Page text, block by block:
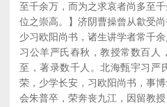
至千余万，而为之求哀者尚多至
位之崇高。】济阴曹操曾从歙受
少习欧阳尚书，诸生讲学者常千
习公羊严氏舂秋，教授常数百人
至，著录数千人。北海甄宇习严
荣，少学长安，习欧阳尚书，事
会朱普卒，荣奔丧九江，因留教